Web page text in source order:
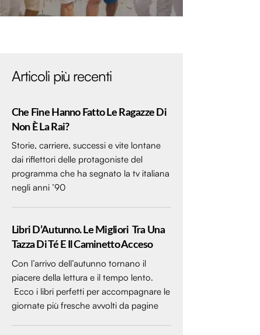
Articoli più recenti
Che Fine Hanno Fatto Le Ragazze Di
Non È La Rai?
Storie, carriere, successi e vite lontane
dai riflettori delle protagoniste del
programma che ha segnato la tv italiana
negli anni ’90
Libri D’Autunno. Le Migliori Tra Una
Tazza Di Té E Il Caminetto Acceso
Con l’arrivo dell’autunno tornano il
piacere della lettura e il tempo lento.
Ecco i libri perfetti per accompagnare le
giornate più fresche avvolti da pagine